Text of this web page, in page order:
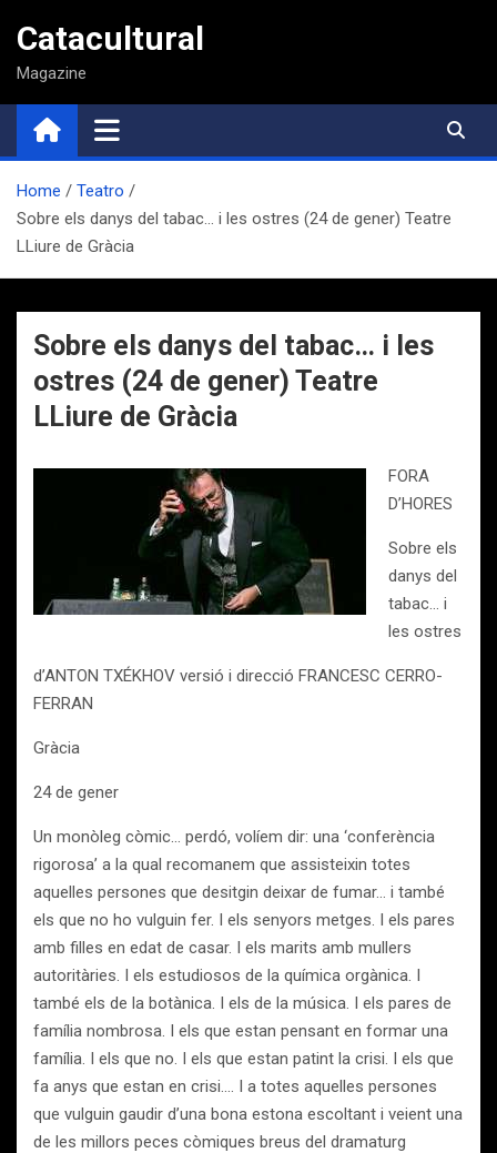
contenido
Catacultural
Magazine
Home
Teatro
Sobre els danys del tabac… i les ostres (24 de gener) Teatre
LLiure de Gràcia
Sobre els danys del tabac… i les
ostres (24 de gener) Teatre
LLiure de Gràcia
FORA
D’HORES
Sobre els
danys del
tabac… i
les ostres
d’ANTON TXÉKHOV versió i direcció FRANCESC CERRO-
FERRAN
Gràcia
24 de gener
Un monòleg còmic… perdó, volíem dir: una ‘conferència
rigorosa’ a la qual recomanem que assisteixin totes
aquelles persones que desitgin deixar de fumar… i també
els que no ho vulguin fer. I els senyors metges. I els pares
amb filles en edat de casar. I els marits amb mullers
autoritàries. I els estudiosos de la química orgànica. I
també els de la botànica. I els de la música. I els pares de
família nombrosa. I els que estan pensant en formar una
família. I els que no. I els que estan patint la crisi. I els que
fa anys que estan en crisi…. I a totes aquelles persones
que vulguin gaudir d’una bona estona escoltant i veient una
de les millors peces còmiques breus del dramaturg